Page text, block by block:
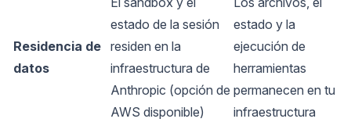
Residencia de
datos
estado de la sesión
residen en la
infraestructura de
Anthropic (opción de
AWS disponible)
estado y la
ejecución de
herramientas
permanecen en tu
infraestructura